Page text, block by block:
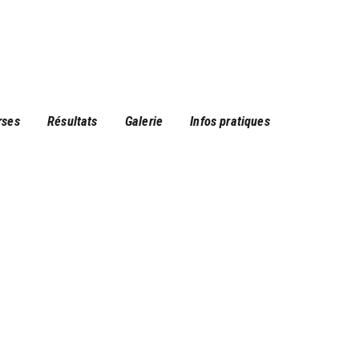
Résultats Galerie Infos pratiques